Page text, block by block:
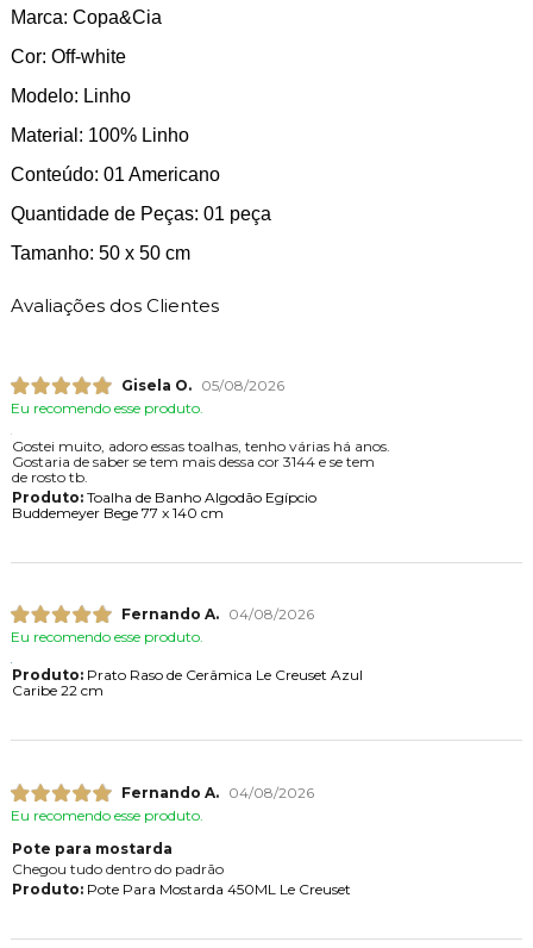
Marca: Copa&Cia
Cor: Off-white
Modelo: Linho
Material: 100% Linho
Conteúdo: 01 Americano
Quantidade de Peças: 01 peça
Tamanho: 50 x 50 cm
Avaliações dos Clientes
Gisela O.
05/08/2026
Eu recomendo esse produto.
Gostei muito, adoro essas toalhas, tenho várias há anos.
Gostaria de saber se tem mais dessa cor 3144 e se tem
de rosto tb.
Produto:Toalha de Banho Algodão Egípcio
Buddemeyer Bege 77 x 140 cm
Fernando A.
04/08/2026
Eu recomendo esse produto.
Produto:Prato Raso de Cerâmica Le Creuset Azul
Caribe 22 cm
Fernando A.
04/08/2026
Eu recomendo esse produto.
Pote para mostarda
Chegou tudo dentro do padrão
Produto:Pote Para Mostarda 450ML Le Creuset